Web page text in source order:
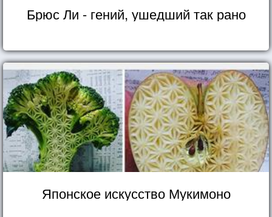
Брюс Ли - гений, ушедший так рано
Японское искусство Мукимоно